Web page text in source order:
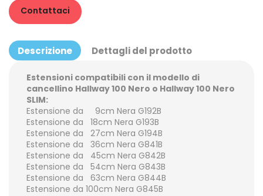
Contattaci
Descrizione Dettagli del prodotto
Estensioni compatibili con il modello di
cancellino Hallway 100 Nero o Hallway 100 Nero
SLIM:
Estensione da 9cm Nera G192B
Estensione da 18cm Nera G193B
Estensione da 27cm Nera G194B
Estensione da 36cm Nera G841B
Estensione da 45cm Nera G842B
Estensione da 54cm Nera G843B
Estensione da 63cm Nera G844B
Estensione da 100cm Nera G845B